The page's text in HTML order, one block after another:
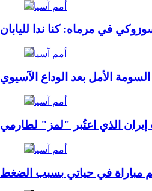
أمم آسيا
في مرماه: كنا ندا لليابان
أمم آسيا
الأمل بعد الوداع الآسيوي
أمم آسيا
الذي اعتُبر "لمز" لطارمي
أمم آسيا
مباراة في حياتي بسبب الضغط